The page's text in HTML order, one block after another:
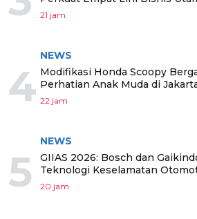
21 jam
4
NEWS
Modifikasi Honda Scoopy
Perhatian Anak Muda di
22 jam
5
NEWS
GIIAS 2026: Bosch dan
Teknologi Keselamatan
20 jam